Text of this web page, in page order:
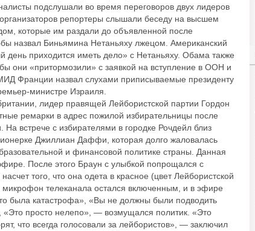
подслушали во время переговоров двух лидеров
репортеры слышали беседу на высшем
которые им раздали до объявленной после
назвал Биньямина Нетаньяху лжецом. Американский
день приходится иметь дело» с Нетаньяху. Обама также
они «притормозили» с заявкой на вступление в ООН и
Франции назвал слухами приписываемые президенту
министре Израиля.
лидер правящей Лейбористской партии Гордон
ремарки в адрес пожилой избирательницы после
встрече с избирателями в городке Рочдейл близ
Джиллиан Даффи, которая долго жаловалась
и финансовой политике страны. Данная
После этого Браун с улыбкой попрощался с
того, что она одета в красное (цвет Лейбористской
телеканала остался включенным, и в эфире
была катастрофа», «Вы не должны были подводить
просто нелепо», — возмущался политик. «Это
что всегда голосовали за лейбористов», — заключил